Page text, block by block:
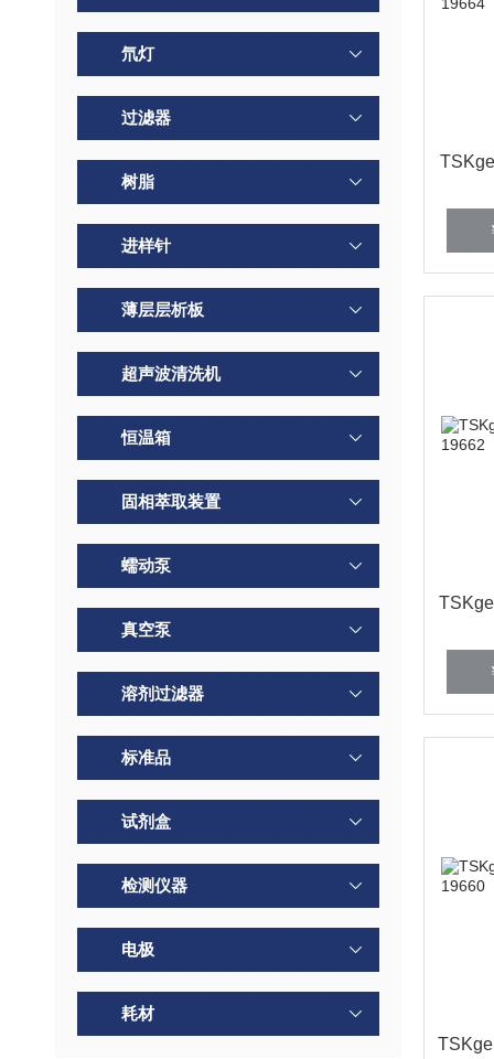
氘灯
过滤器
树脂
进样针
薄层层析板
超声波清洗机
恒温箱
固相萃取装置
蠕动泵
真空泵
溶剂过滤器
标准品
试剂盒
检测仪器
电极
耗材